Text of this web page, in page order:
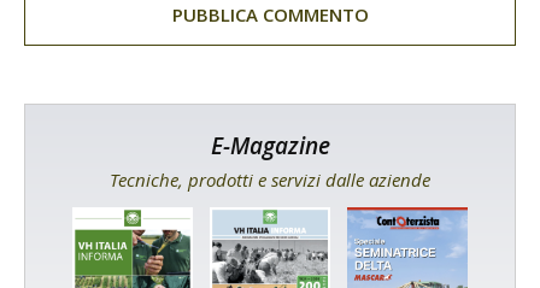
E-Magazine
Tecniche, prodotti e servizi dalle aziende